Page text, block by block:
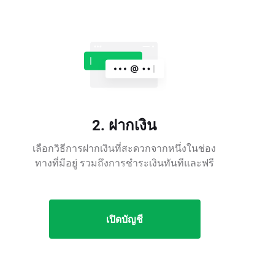
2. ฝากเงิน
เลือกวิธีการฝากเงินที่สะดวกจากหนึ่งในช่อง
ทางที่มีอยู่ รวมถึงการชำระเงินทันทีและฟรี
เปิดบัญชี